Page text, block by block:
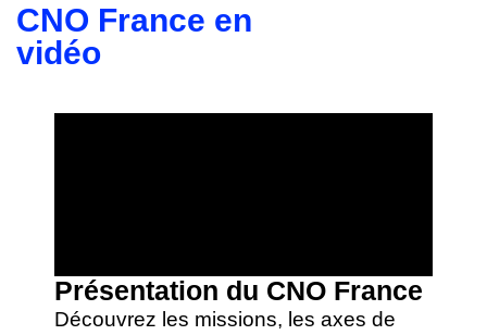
CNO France en
vidéo
Présentation du CNO France
Découvrez les missions, les axes de